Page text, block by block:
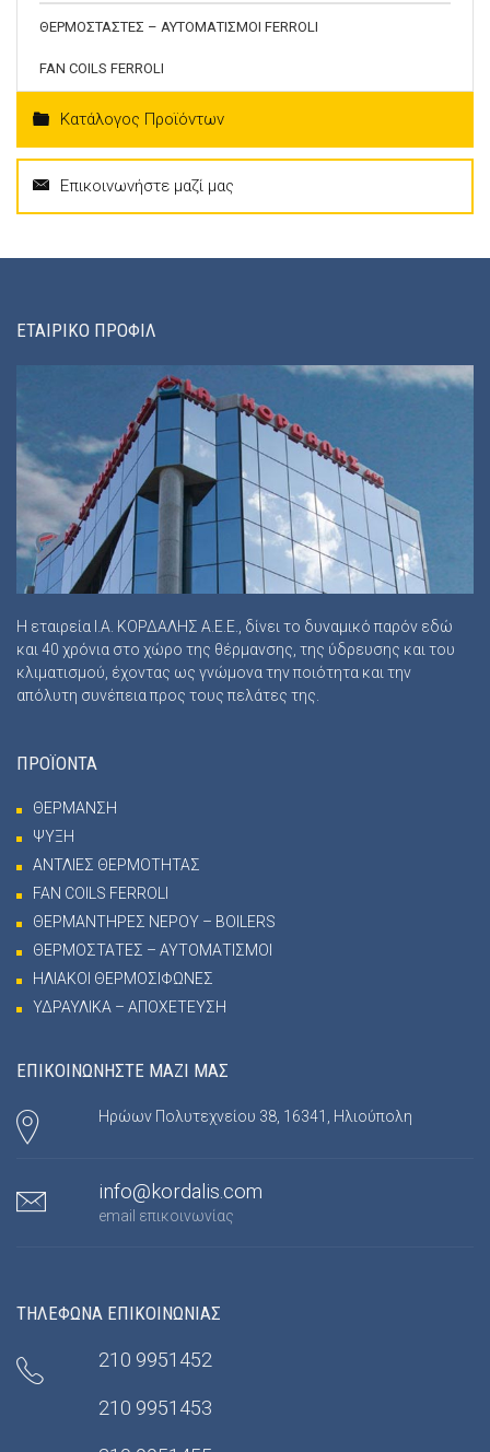
ΘΕΡΜΟΣΤΑΣΤΕΣ – ΑΥΤΟΜΑΤΙΣΜΟΙ FERROLI
FAN COILS FERROLI
Κατάλογος Προϊόντων
Επικοινωνήστε μαζί μας
ΕΤΑΙΡΙΚΟ ΠΡΟΦΙΛ
Η εταιρεία Ι.Α. ΚΟΡΔΑΛΗΣ Α.Ε.Ε., δίνει το δυναμικό παρόν εδώ
και 40 χρόνια στο χώρο της θέρμανσης, της ύδρευσης και του
κλιματισμού, έχοντας ως γνώμονα την ποιότητα και την
απόλυτη συνέπεια προς τους πελάτες της.
ΠΡΟΪΟΝΤΑ
ΘΕΡΜΑΝΣΗ
ΨΥΞΗ
ΑΝΤΛΙΕΣ ΘΕΡΜΟΤΗΤΑΣ
FAN COILS FERROLI
ΘΕΡΜΑΝΤΗΡΕΣ ΝΕΡΟΥ – BOILERS
ΘΕΡΜΟΣΤΑΤΕΣ – ΑΥΤΟΜΑΤΙΣΜΟΙ
ΗΛΙΑΚΟΙ ΘΕΡΜΟΣΙΦΩΝΕΣ
ΥΔΡΑΥΛΙΚΑ – ΑΠΟΧΕΤΕΥΣΗ
ΕΠΙΚΟΙΝΩΝΗΣΤΕ ΜΑΖΙ ΜΑΣ
Ηρώων Πολυτεχνείου 38, 16341, Ηλιούπολη
info@kordalis.com
email επικοινωνίας
ΤΗΛΕΦΩΝΑ ΕΠΙΚΟΙΝΩΝΙΑΣ
210 9951452
210 9951453